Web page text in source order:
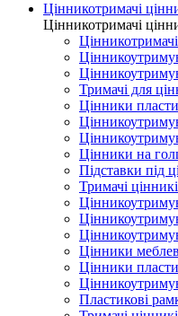
Цінникотримачі
Цінникотримачі
Цінникотримачі
Тримачі для
Цінники
Цінники на
Підставки під
Тримачі
Цінники
Цінники
Пластикові